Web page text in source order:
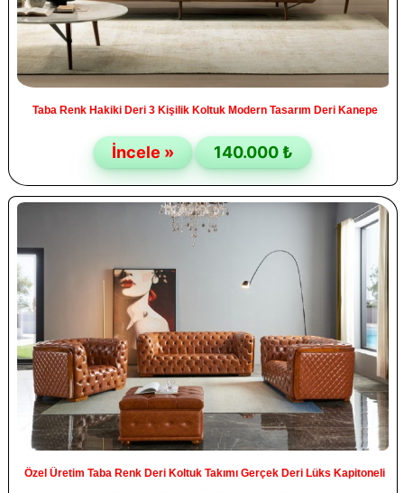
Taba Renk Hakiki Deri 3 Kişilik Koltuk Modern Tasarım Deri Kanepe
İncele » 140.000 ₺
Özel Üretim Taba Renk Deri Koltuk Takımı Gerçek Deri Lüks Kapitoneli